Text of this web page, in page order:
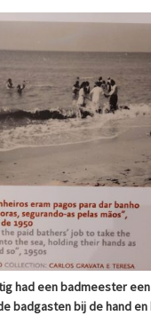
had een badmeester
badgasten bij de hand